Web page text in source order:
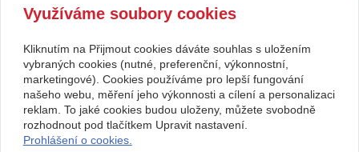
Facebook
Youtube
Využíváme soubory cookies
Kliknutím na Přijmout cookies dáváte souhlas s uložením
vybraných cookies (nutné, preferenční, výkonnostní,
marketingové). Cookies používáme pro lepší fungování
našeho webu, měření jeho výkonnosti a cílení a personalizaci
reklam. To jaké cookies budou uloženy, můžete svobodně
rozhodnout pod tlačítkem Upravit nastavení.
Prohlášení o cookies.